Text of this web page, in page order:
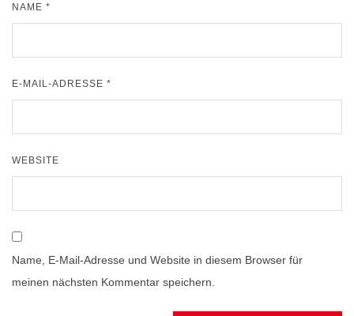
NAME *
E-MAIL-ADRESSE *
WEBSITE
Name, E-Mail-Adresse und Website in diesem Browser für
meinen nächsten Kommentar speichern.